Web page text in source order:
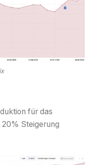
für das
Steigerung